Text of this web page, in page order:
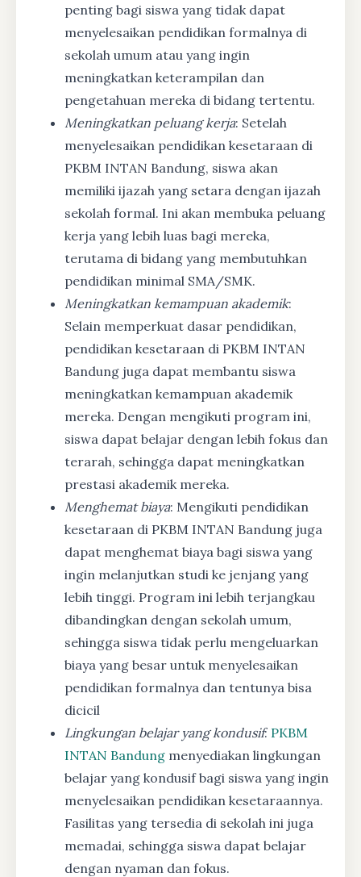
penting bagi siswa yang tidak dapat
menyelesaikan pendidikan formalnya di
sekolah umum atau yang ingin
meningkatkan keterampilan dan
pengetahuan mereka di bidang tertentu.
Meningkatkan peluang kerja: Setelah
menyelesaikan pendidikan kesetaraan di
PKBM INTAN Bandung, siswa akan
memiliki ijazah yang setara dengan ijazah
sekolah formal. Ini akan membuka peluang
kerja yang lebih luas bagi mereka,
terutama di bidang yang membutuhkan
pendidikan minimal SMA/SMK.
Meningkatkan kemampuan akademik:
Selain memperkuat dasar pendidikan,
pendidikan kesetaraan di PKBM INTAN
Bandung juga dapat membantu siswa
meningkatkan kemampuan akademik
mereka. Dengan mengikuti program ini,
siswa dapat belajar dengan lebih fokus dan
terarah, sehingga dapat meningkatkan
prestasi akademik mereka.
Menghemat biaya: Mengikuti pendidikan
kesetaraan di PKBM INTAN Bandung juga
dapat menghemat biaya bagi siswa yang
ingin melanjutkan studi ke jenjang yang
lebih tinggi. Program ini lebih terjangkau
dibandingkan dengan sekolah umum,
sehingga siswa tidak perlu mengeluarkan
biaya yang besar untuk menyelesaikan
pendidikan formalnya dan tentunya bisa
dicicil
Lingkungan belajar yang kondusif: PKBM
INTAN Bandung menyediakan lingkungan
belajar yang kondusif bagi siswa yang ingin
menyelesaikan pendidikan kesetaraannya.
Fasilitas yang tersedia di sekolah ini juga
memadai, sehingga siswa dapat belajar
dengan nyaman dan fokus.